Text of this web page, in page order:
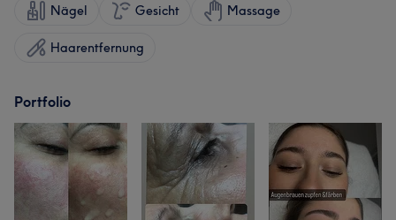
Nägel Gesicht Massage
Haarentfernung
Portfolio